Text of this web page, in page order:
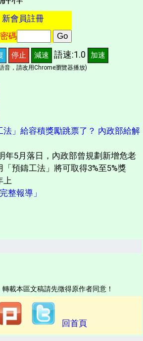
新會員註冊
密碼
停止 減速 語速:1.0 加速
音，請改用Chrome瀏覽器播放)
」給容積獎勵跳票了？ 內政部給解
年5月落日，內政部曾規劃新增危老
預鑄工法」將可取得3%至5%獎
上
整報導」
載本區文稿請先徵得原作者同意！
回首頁